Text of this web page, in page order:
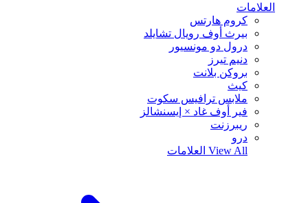
العلامات
كروم هارتس
بيرث أوف رويال تشايلد
درول دو مونسيور
دنيم تيرز
بروكن بلانت
كيث
ملابس ترافيس سكوت
فير أوف غاد × إيسنشالز
ريبرزنت
درو
View All العلامات